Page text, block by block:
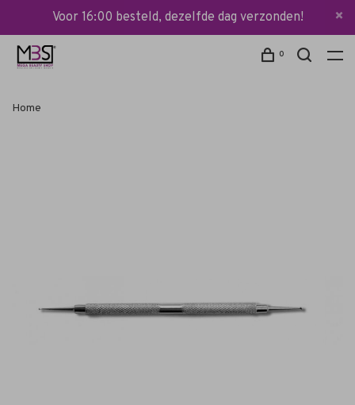
Voor 16:00 besteld, dezelfde dag verzonden!
0
Home